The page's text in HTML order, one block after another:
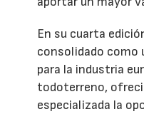
En su cuarta
consolidado como
para la industria
todoterreno,
especializada la